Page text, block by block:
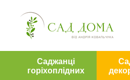
Саджанці
горіхоплідних